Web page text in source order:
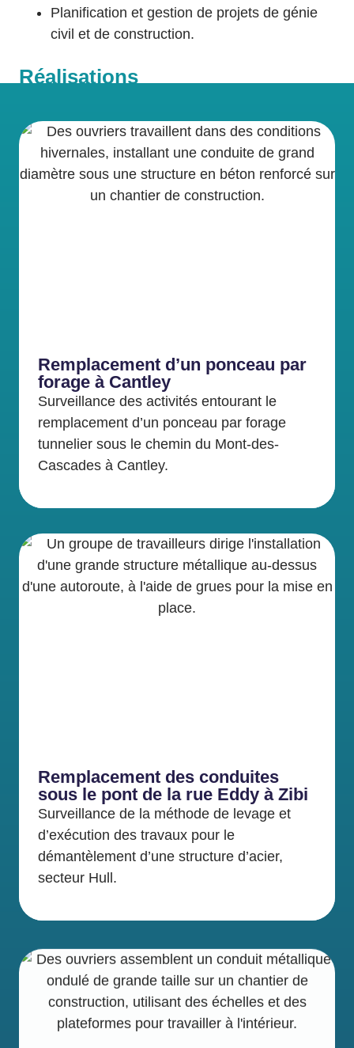
Planification et gestion de projets de génie
civil et de construction.
Réalisations
Remplacement d’un ponceau par
forage à Cantley
Surveillance des activités entourant le
remplacement d’un ponceau par forage
tunnelier sous le chemin du Mont-des-
Cascades à Cantley.
Remplacement des conduites
sous le pont de la rue Eddy à Zibi
Surveillance de la méthode de levage et
d’exécution des travaux pour le
démantèlement d’une structure d’acier,
secteur Hull.